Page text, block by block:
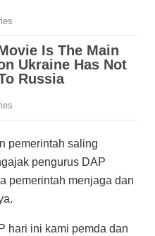
pemerintah saling
pengurus DAP
pemerintah menjaga dan
hari ini kami pemda dan